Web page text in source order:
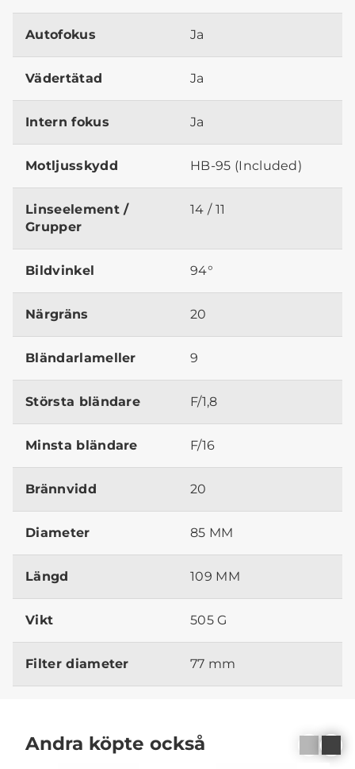
Autofokus Ja
Vädertätad Ja
Intern fokus Ja
Motljusskydd HB-95 (Included)
Linseelement /
Grupper
14 / 11
Bildvinkel 94°
Närgräns 20
Bländarlameller 9
Största bländare F/1,8
Minsta bländare F/16
Brännvidd 20
Diameter 85 MM
Längd 109 MM
Vikt 505 G
Filter diameter 77 mm
Andra köpte också